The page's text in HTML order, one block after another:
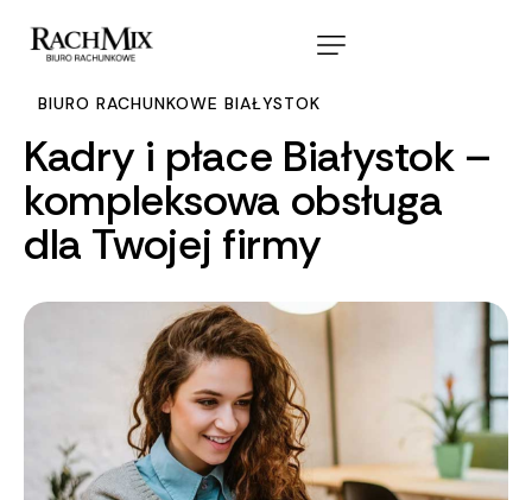
BIURO RACHUNKOWE BIAŁYSTOK
Kadry i płace Białystok –
kompleksowa obsługa
dla Twojej firmy